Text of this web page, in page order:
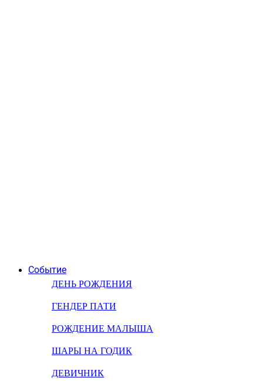
Событие
ДЕНЬ РОЖДЕНИЯ
ГЕНДЕР ПАТИ
РОЖДЕНИЕ МАЛЫША
ШАРЫ НА ГОДИК
ДЕВИЧНИК